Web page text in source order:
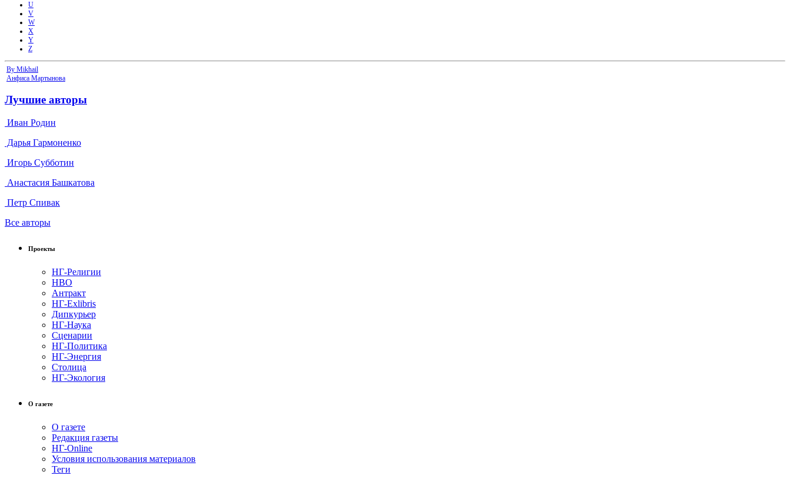
U
V
W
X
Y
Z
By Mikhail
Анфиса Mартынова
Лучшие авторы
Иван Родин
Дарья Гармоненко
Игорь Субботин
Анастасия Башкатова
Петр Спивак
Все авторы
Проекты
НГ-Религии
НВО
Антракт
НГ-Exlibris
Дипкурьер
НГ-Наука
Сценарии
НГ-Политика
НГ-Энергия
Столица
НГ-Экология
О газете
О газете
Редакция газеты
НГ-Online
Условия использования материалов
Теги